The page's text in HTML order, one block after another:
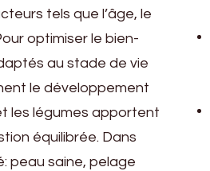
tels que l’âge, le
optimiser le bien-
au stade de vie
le développement
les légumes apportent
équilibrée. Dans
peau saine, pelage